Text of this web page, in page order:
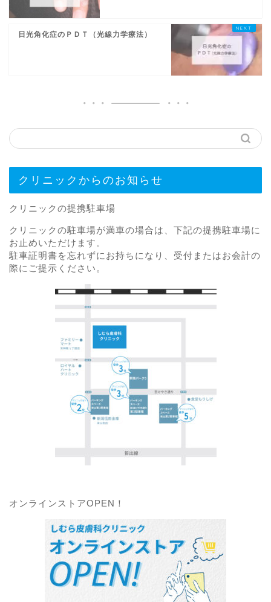
日光角化症のＰＤＴ（光線力学療法）
クリニックからのお知らせ
クリニックの提携駐車場
クリニックの駐車場が満車の場合は、下記の提携駐車場に
お止めいただけます。
駐車証明書を忘れずにお持ちになり、受付またはお会計の
際にご提示ください。
オンラインストアOPEN！